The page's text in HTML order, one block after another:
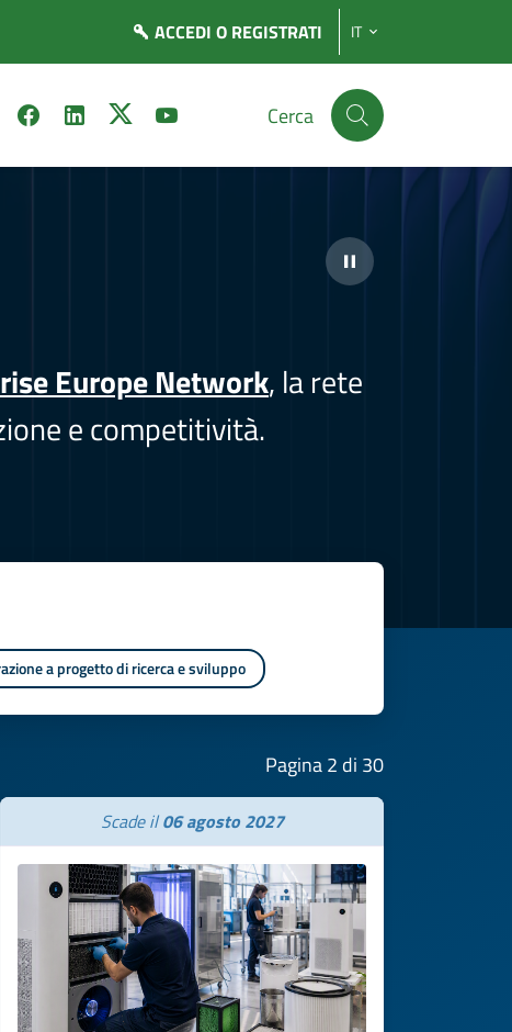
ACCEDI O REGISTRATI IT
Cerca
Europe Network, la rete
e competitività.
a progetto di ricerca e sviluppo
Pagina 2 di 30
Scade il06 agosto 2027